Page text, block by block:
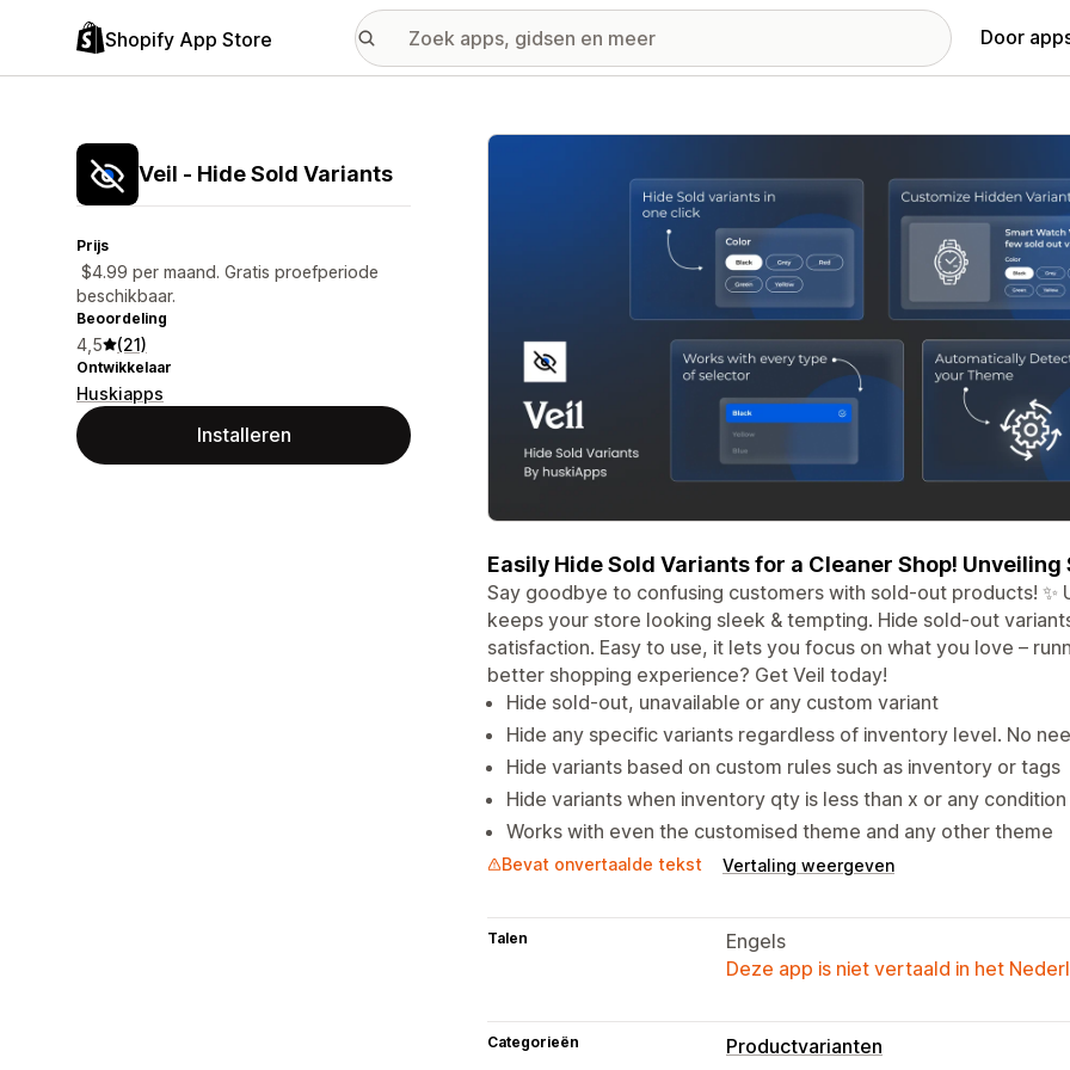
Shopify App Store Door
Veil ‑ Hide Sold Variants
Prijs
$4.99 per maand. Gratis proefperiode
beschikbaar.
Beoordeling
4,5 (21)
Ontwikkelaar
Huskiapps
Installeren
Galerij met uitgelichte afbeeldingen
Easily Hide Sold Variants for a Cleaner Shop!
Say goodbye to confusing customers with sold-out products! ✨
keeps your store looking sleek & tempting. Hide sold-out
satisfaction. Easy to use, it lets you focus on what you love –
better shopping experience? Get Veil today!
Hide sold-out, unavailable or any custom variant
Hide any specific variants regardless of inventory level. No
Hide variants based on custom rules such as inventory or tags
Hide variants when inventory qty is less than x or any
Works with even the customised theme and any other theme
Bevat onvertaalde tekst Vertaling weergeven
Talen
Engels
Deze app is niet vertaald in het
Categorieën Productvarianten